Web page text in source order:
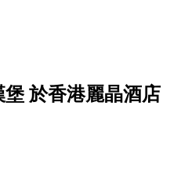
於香港麗晶酒店